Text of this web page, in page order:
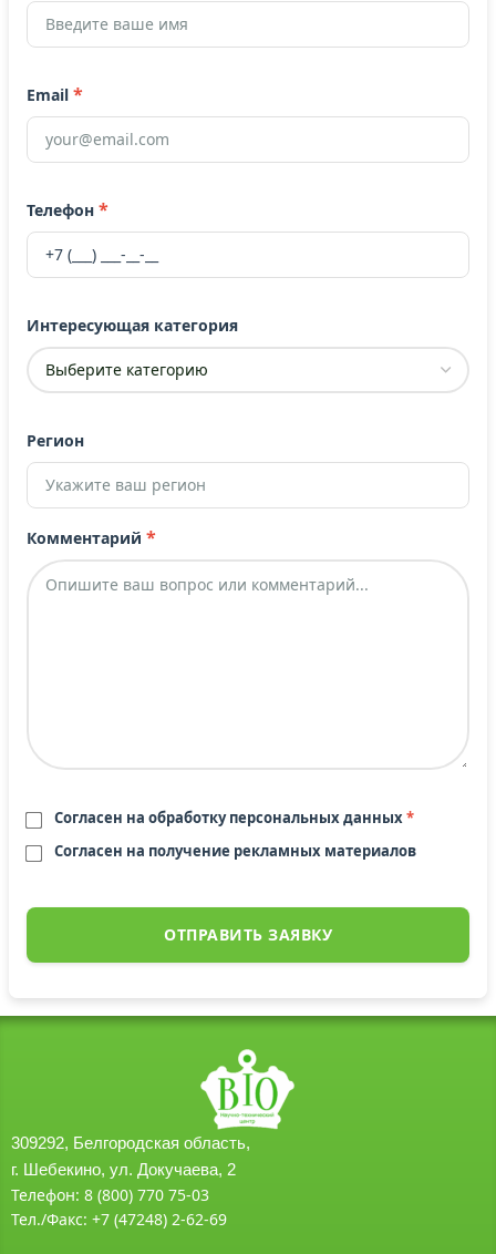
Email *
Телефон *
Интересующая категория
Регион
Комментарий *
Согласен на обработку персональных данных*
Согласен на получение рекламных материалов
ОТПРАВИТЬ ЗАЯВКУ
309292, Белгородская область,
г. Шебекино, ул. Докучаева, 2
Телефон: 8 (800) 770 75-03
Тел./Факс: +7 (47248) 2-62-69